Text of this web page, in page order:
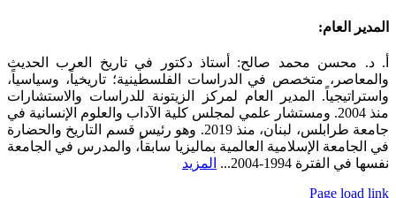
المدير العام:
أ. د. محسن محمد صالح: أستاذ دكتور في تاريخ العرب الحديث
والمعاصر، متخصص في الدراسات الفلسطينية؛ تاريخياً، وسياسياً،
واستراتيجياً. المدير العام لمركز الزيتونة للدراسات والاستشارات
منذ 2004. ومستشار علمي لمجلس كلية الآداب والعلوم الإنسانية في
جامعة طرابلس، لبنان، منذ 2019. وهو رئيس قسم التاريخ والحضارة
في الجامعة الإسلامية العالمية بماليزيا سابقاً، والمدرس في الجامعة
نفسها في الفترة 1994-2004...
المزيد
Page load link